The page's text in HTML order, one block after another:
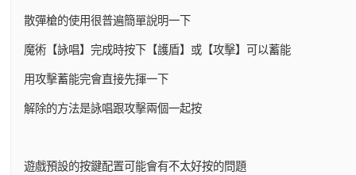
散彈槍的使用很普遍簡單說明一下
魔術【詠唱】完成時按下【護盾】或【攻擊】可以蓄能
用攻擊蓄能完會直接先揮一下
解除的方法是詠唱跟攻擊兩個一起按
遊戲預設的按鍵配置可能會有不太好按的問題